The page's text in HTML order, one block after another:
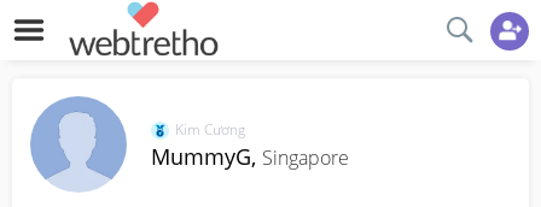
Kim Cương
MummyG, Singapore